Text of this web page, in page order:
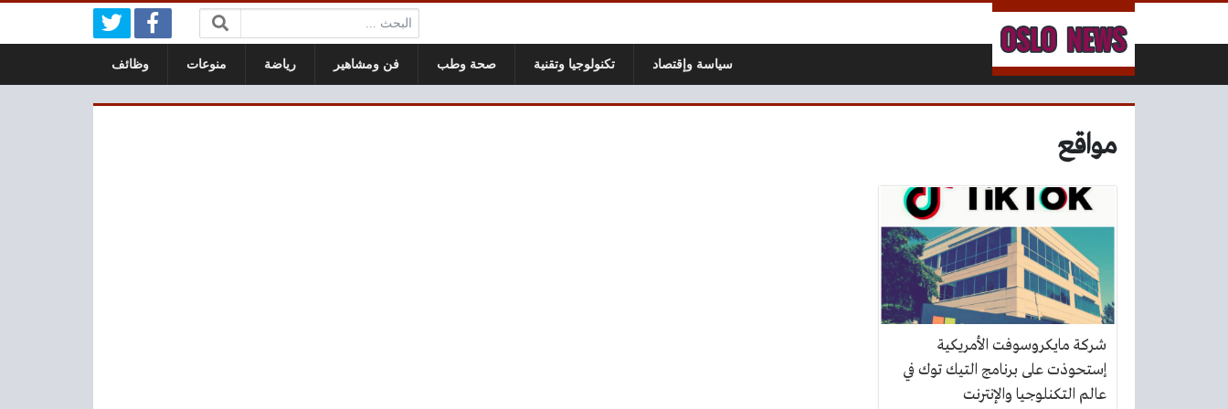
التخطي إلى المحتوى
البحث:
سياسة وإقتصاد تكنولوجيا وتقنية صحة وطب فن ومشاهير رياضة منوعات وظائف
مواقع
شركة مايكروسوفت الأمريكية
إستحوذت على برنامج التيك توك في
عالم التكنلوجيا والإنترنت